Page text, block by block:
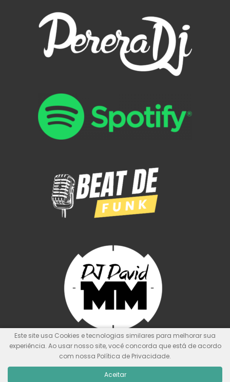
Este site usa Cookies e tecnologias similares para melhorar sua
experiência. Ao usar nosso site, você concorda que está de acordo
com nossa Política de Privacidade.
Aceitar